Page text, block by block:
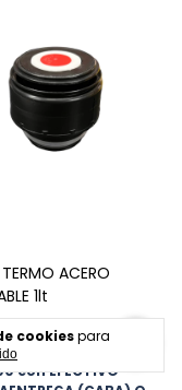
cookiespara
ACERO
1lt
conEFECTIVO